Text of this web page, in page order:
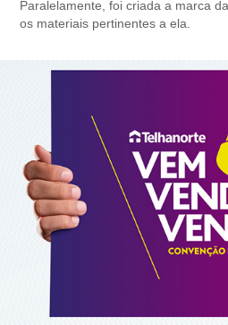
Paralelamente, foi criada a marca
os materiais pertinentes a ela.